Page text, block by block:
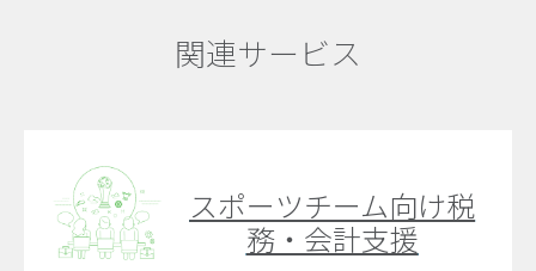
関連サービス
スポーツチーム向け税
務・会計支援